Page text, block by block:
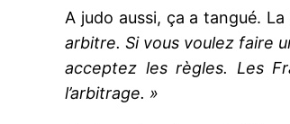
A judo aussi, ça a tangué.
arbitre. Si vous voulez faire
acceptez les règles. Les
l’arbitrage. »